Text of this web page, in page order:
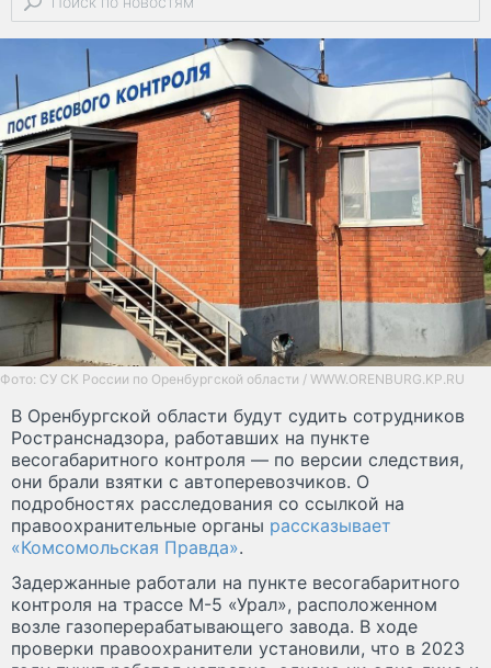
Фото: СУ СК России по Оренбургской области / WWW.ORENBURG.KP.RU
В Оренбургской области будут судить сотрудников
Ространснадзора, работавших на пункте
весогабаритного контроля — по версии следствия,
они брали взятки с автоперевозчиков. О
подробностях расследования со ссылкой на
правоохранительные органы рассказывает
«Комсомольская Правда».
Задержанные работали на пункте весогабаритного
контроля на трассе М-5 «Урал», расположенном
возле газоперерабатывающего завода. В ходе
проверки правоохранители установили, что в 2023